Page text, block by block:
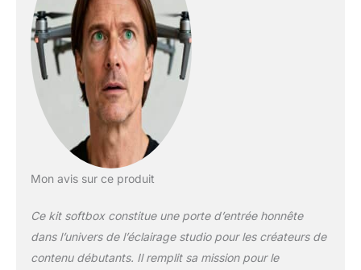
RÉGLABLE - Ce kit
propose trois modes
d'éclairage : lumière
blanche, chaude et
froide. Ajustez la
couleur selon vos
besoins, parfait pour
YouTube,
photographie de
encore. 📸 2
TÉLÉCOMMANDES -
Mon avis sur ce produit
Ce kit softbox constitue une porte d’entrée honnête
dans l’univers de l’éclairage studio pour les créateurs de
contenu débutants. Il remplit sa mission pour le